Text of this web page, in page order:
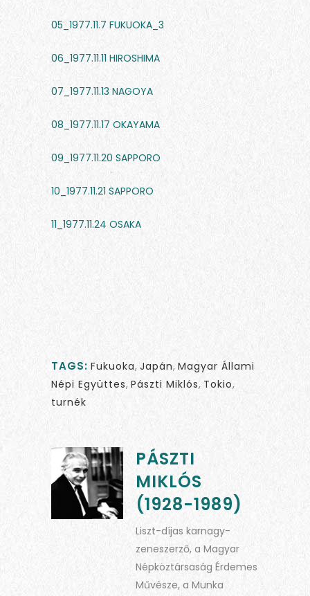
05_1977.11.7 FUKUOKA_3
06_1977.11.11 HIROSHIMA
07_1977.11.13 NAGOYA
08_1977.11.17 OKAYAMA
09_1977.11.20 SAPPORO
10_1977.11.21 SAPPORO
11_1977.11.24 OSAKA
TAGS: Fukuoka, Japán, Magyar Állami
Népi Együttes, Pászti Miklós, Tokio,
turnék
PÁSZTI
MIKLÓS
(1928-1989)
Liszt-díjas karnagy-
zeneszerző, a Magyar
Népköztársaság Érdemes
Művésze, a Munka